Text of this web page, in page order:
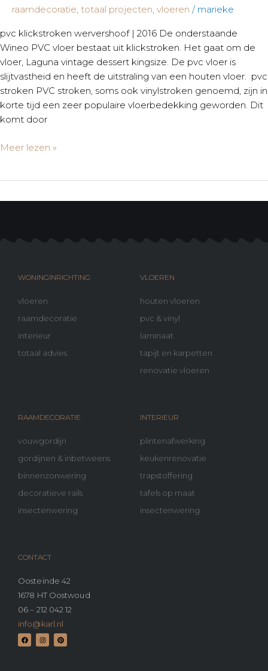
raamdecoratie, totaal projecten, vloeren / marieke
pvc klickstroken wervershoof | 2016 De onderstaande
Wineo PVC vloer bestaat uit klickstroken. Het gaat om de
vloer, Laguna vintage dessert kingsize. De pvc vloer is
slijtvastheid en heeft de uitstraling van een houten vloer. pvc
stroken PVC stroken, soms ook vinylstroken genoemd, zijn in
korte tijd een zeer populaire vloerbedekking geworden. Dit
komt door
Meer lezen »
WONINGINRICHTING
vloeren
raamdecoratie
interieur
totaal advies
VLOEREN
houten vloeren
pvc & vinyl
laminaat
tapijt en karpetten
renovatie vloeren
RAAMDECORATIE
vouwgordijn
gordijnen & inbetweens
binnenzonwering
decoratieve rails
insectenwering
INTERIEUR
plintenafwerking
keukenrenovatie
trapstoffering
tafels op maat
insectenwering
CONTACT
Oosteinde 42
1678 HT Oostwoud
06 – 212 042 12
info@karl.nl